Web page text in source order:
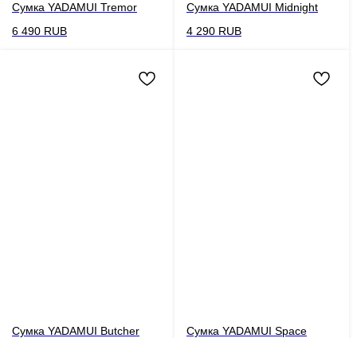
Сумка YADAMUI Tremor
6 490 RUB
Сумка YADAMUI Midnight
4 290 RUB
Сумка YADAMUI Butcher
Сумка YADAMUI Space